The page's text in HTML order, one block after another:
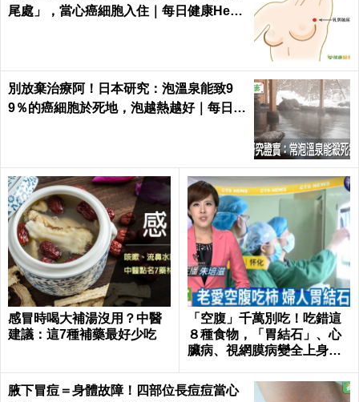
尾處」，當心癌細胞入住｜每日健康Healt
別放棄治療阿！日本研究：泡溫泉能致9
9％的癌細胞於死地，泡越熱越好｜每日健
感冒時喝大補湯沒用？中醫
建議：這7種補藥最好少吃
「空腹」千萬別吃！吃錯這
８種食物，「胃結石」、心
臟病、視網膜病變全上身｜
腋下冒痘＝身體故障！四部位長痘痘當心